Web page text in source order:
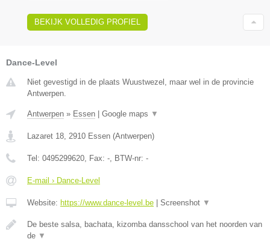
BEKIJK VOLLEDIG PROFIEL
Dance-Level
Niet gevestigd in de plaats Wuustwezel, maar wel in de provincie
Antwerpen.
Antwerpen » Essen Google maps ▼
Lazaret 18, 2910 Essen (Antwerpen)
Tel: 0495299620, Fax: -, BTW-nr: -
E-mail › Dance-Level
Website: https://www.dance-level.be Screenshot ▼
De beste salsa, bachata, kizomba dansschool van het noorden van
de ▼